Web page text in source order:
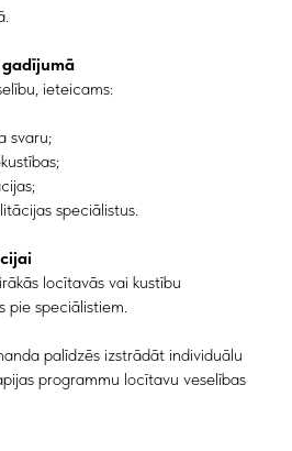
ieteicams:
svaru;
speciālistus.
locītavās vai kustību
pie speciālistiem.
palīdzēs izstrādāt individuālu
programmu locītavu veselības